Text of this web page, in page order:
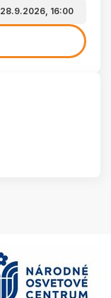
28.9.2026, 16:00